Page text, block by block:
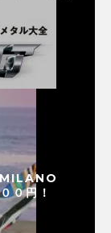
０円！